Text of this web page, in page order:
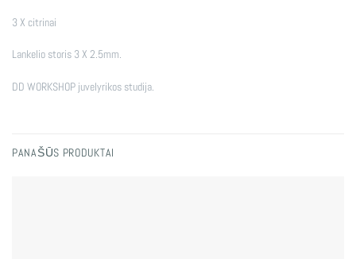
3 X citrinai
Lankelio storis 3 X 2.5mm.
DD WORKSHOP juvelyrikos studija.
PANAŠŪS PRODUKTAI